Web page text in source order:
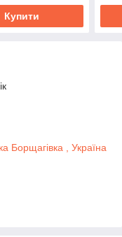
Купити
Борщагівка , Україна